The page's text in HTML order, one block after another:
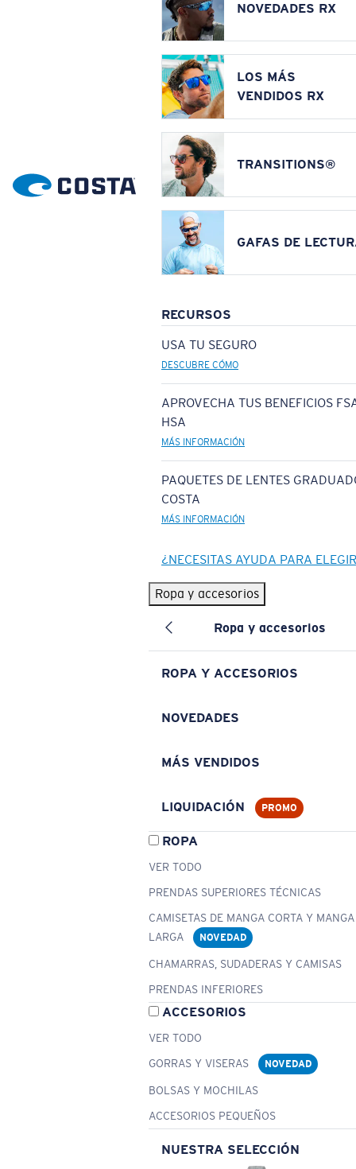
NOVEDADES RX
LOS MÁS
VENDIDOS RX
TRANSITIONS®
GAFAS DE
RECURSOS
USA TU SEGURO
DESCUBRE CÓMO
APROVECHA TUS BENEFICIOS
HSA
MÁS INFORMACIÓN
PAQUETES DE LENTES
COSTA
MÁS INFORMACIÓN
¿NECESITAS AYUDA PARA
Ropa y accesorios
Ropa y accesorios
ROPA Y ACCESORIOS
NOVEDADES
MÁS VENDIDOS
LIQUIDACIÓN PROMO
ROPA
VER TODO
PRENDAS SUPERIORES TÉCNICAS
CAMISETAS DE MANGA CORTA Y MANGA
LARGA
NOVEDAD
CHAMARRAS, SUDADERAS Y CAMISAS
PRENDAS INFERIORES
ACCESORIOS
VER TODO
GORRAS Y VISERAS
NOVEDAD
BOLSAS Y MOCHILAS
ACCESORIOS PEQUEÑOS
NUESTRA SELECCIÓN